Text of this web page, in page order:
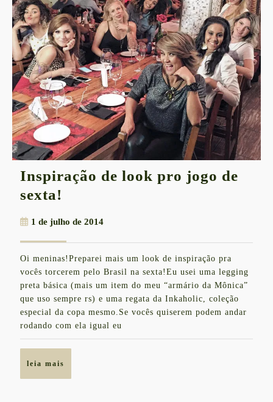
Inspiração de look pro jogo de
sexta!
look
pro
jogo
de
sexta!
1 de julho de 20141
de
2014
Oi meninas!Preparei mais um look de inspiração pra
vocês torcerem pelo Brasil na sexta!Eu usei uma legging
preta básica (mais um item do meu “armário da Mônica”
que uso sempre rs) e uma regata da Inkaholic, coleção
especial da copa mesmo.Se vocês quiserem podem andar
rodando com ela igual eu
leia mais